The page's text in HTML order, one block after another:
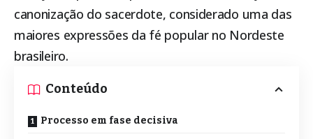
canonização do sacerdote, considerado uma das
maiores expressões da fé popular no Nordeste
brasileiro.
Conteúdo
Processo em fase decisiva